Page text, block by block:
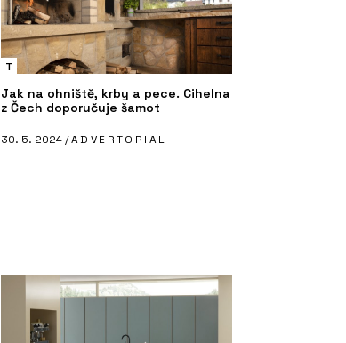
T
Jak na ohniště, krby a pece. Cihelna
z Čech doporučuje šamot
30. 5. 2024 /ADVERTORIAL